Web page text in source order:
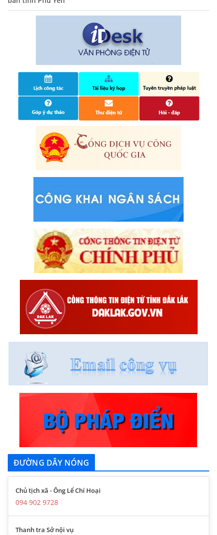
Quyết định công bố nhóm thủ tục hành chính liên thông
điện tử, khai sinh, cấp thẻ bảo hiểm y tế trẻ em dưới 6
25/06/2024
ĐƯỜNG DÂY NÓNG
Chủ tịch xã - Ông Lể Chí Hoại
094 902 9728
Thanh tra Sở nội vụ